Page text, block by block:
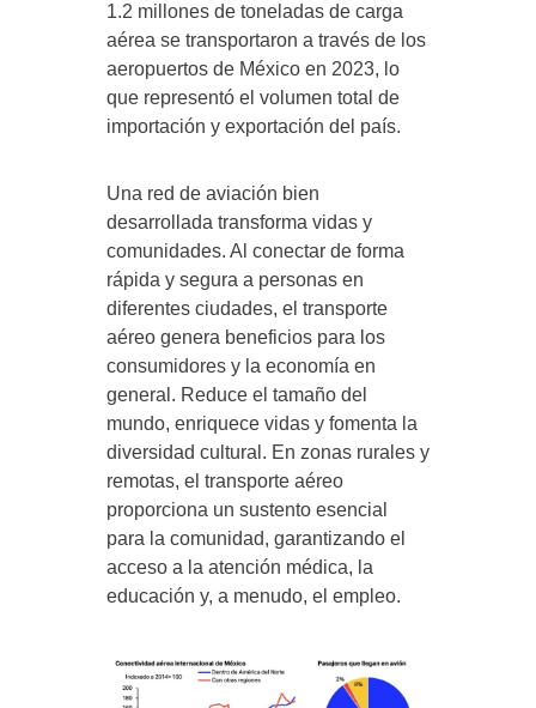
1.2 millones de toneladas de carga
aérea se transportaron a través de los
aeropuertos de México en 2023, lo
que representó el volumen total de
importación y exportación del país.
Una red de aviación bien
desarrollada transforma vidas y
comunidades. Al conectar de forma
rápida y segura a personas en
diferentes ciudades, el transporte
aéreo genera beneficios para los
consumidores y la economía en
general. Reduce el tamaño del
mundo, enriquece vidas y fomenta la
diversidad cultural. En zonas rurales y
remotas, el transporte aéreo
proporciona un sustento esencial
para la comunidad, garantizando el
acceso a la atención médica, la
educación y, a menudo, el empleo.